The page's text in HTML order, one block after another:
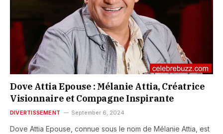
Dove Attia Epouse : Mélanie Attia, Créatrice
Visionnaire et Compagne Inspirante
DIVERTISSEMENT September 6, 2024
Dove Attia Epouse, connue sous le nom de Mélanie Attia, est